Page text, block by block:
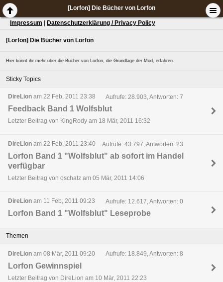
[Lorfon] Die Bücher von Lorfon
Impressum Datenschutzerklärung / Privacy Policy
[Lorfon] Die Bücher von Lorfon
Hier könnt ihr mehr über die Bücher von Lorfon, die Grundlage der Mod, erfahren.
Sticky Topics
DireLion am 22 Feb, 2011 23:38 Aufrufe: 28.903, Antworten: 7
Feedback Band 1 Wolfsblut
Letzter Beitrag von KingRody am 18 Mär, 2011 16:32
DireLion am 22 Feb, 2011 23:40 Aufrufe: 43.797, Antworten: 23
Lorfon Band 1 "Wolfsblut" ab sofort im Handel
verfügbar
Letzter Beitrag von oschatz am 05 Mär, 2011 14:06
DireLion am 11 Feb, 2011 09:23 Aufrufe: 12.617, Antworten: 0
Lorfon Band 1 "Wolfsblut" Leseprobe
Themen
DireLion am 08 Mär, 2011 09:20 Aufrufe: 18.849, Antworten: 8
Lorfon Gewinnspiel
Letzter Beitrag von DireLion am 10 Mär, 2011 22:23